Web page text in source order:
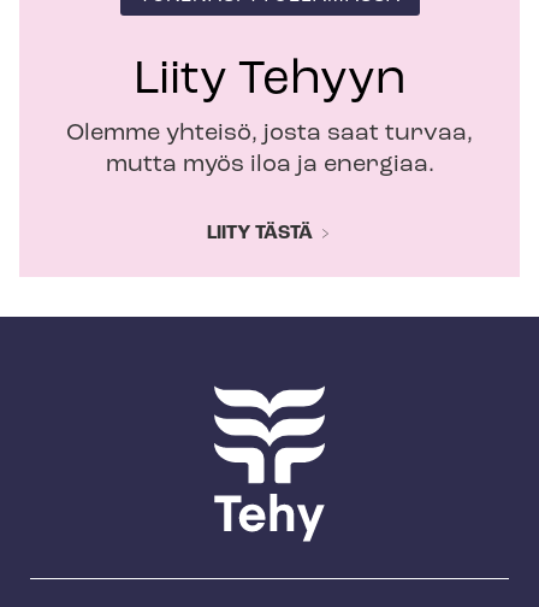
Liity Tehyyn
Olemme yhteisö, josta saat turvaa,
mutta myös iloa ja energiaa.
LIITY TÄSTÄ